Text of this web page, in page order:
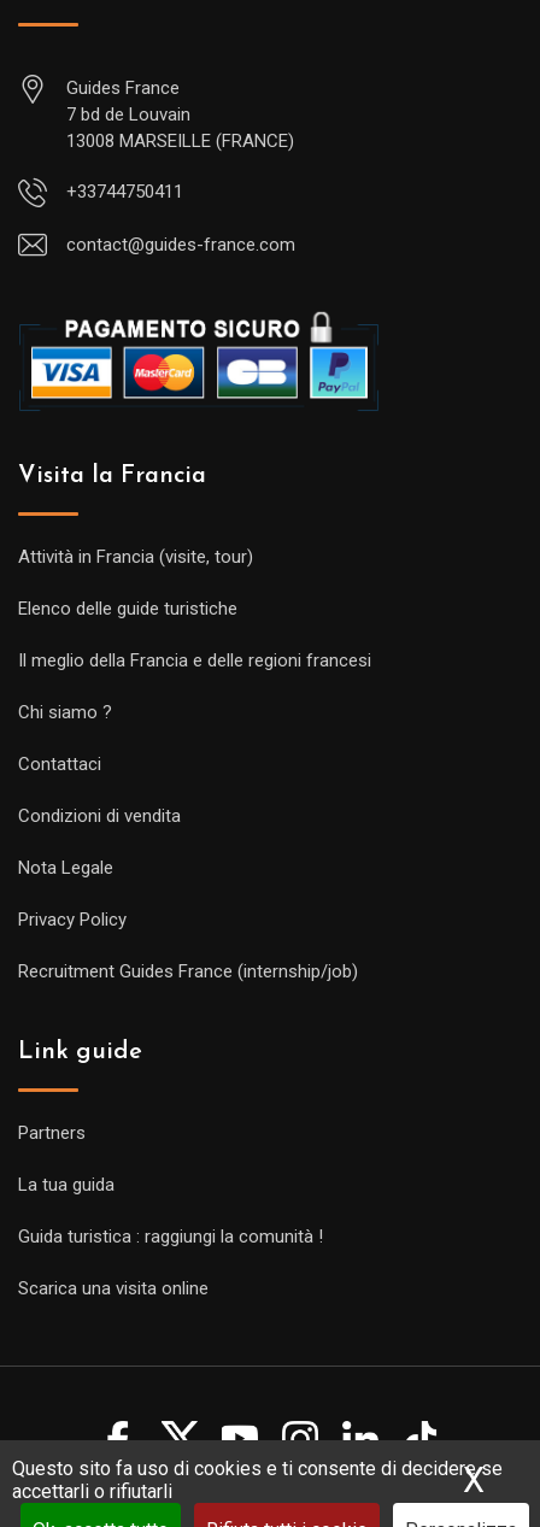
Questo sito fa uso di cookies e ti consente di decidere se
accettarli o rifiutarli
X
Guides France
7 bd de Louvain
13008 MARSEILLE (FRANCE)
+33744750411
contact@guides-france.com
Visita la Francia
Attività in Francia (visite, tour)
Elenco delle guide turistiche
Il meglio della Francia e delle regioni francesi
Chi siamo ?
Contattaci
Condizioni di vendita
Nota Legale
Privacy Policy
Recruitment Guides France (internship/job)
Link guide
Partners
La tua guida
Guida turistica : raggiungi la comunità !
Scarica una visita online
Copyright Guides 2021. Tous droits réservés.
Développement